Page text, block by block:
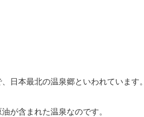
日本最北の温泉郷といわれています。
が含まれた温泉なのです。